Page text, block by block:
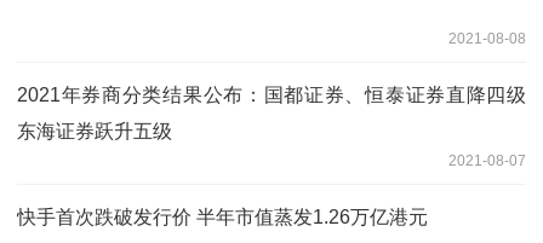
2021-08-08
2021年券商分类结果公布：国都证券、恒泰证券直降四级
东海证券跃升五级
2021-08-07
快手首次跌破发行价 半年市值蒸发1.26万亿港元